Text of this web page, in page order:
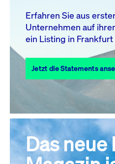
10 11 13
17
18 19 20
27
31
Alle
Erfahren Sie aus
Unternehmen auf
ein Listing in
Jetzt die Statements
Das neue